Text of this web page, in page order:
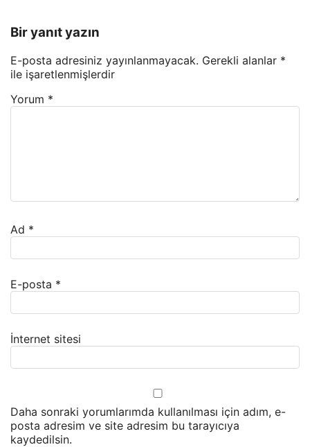
Bir yanıt yazın
E-posta adresiniz yayınlanmayacak. Gerekli alanlar *
ile işaretlenmişlerdir
Yorum *
Ad *
E-posta *
İnternet sitesi
Daha sonraki yorumlarımda kullanılması için adım, e-
posta adresim ve site adresim bu tarayıcıya
kaydedilsin.